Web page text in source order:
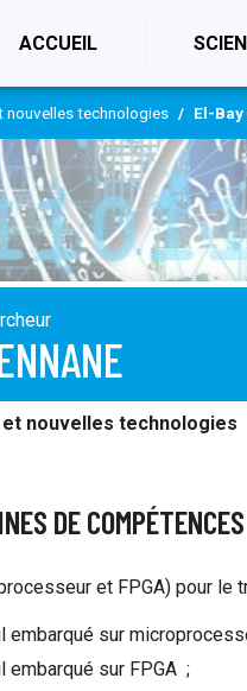
ACCUEIL (CURRENT)
nouvelles technologies El-Bay
et nouvelles technologies
DE COMPÉTENCES
et FPGA) pour le
embarqué sur
embarqué sur FPGA ;